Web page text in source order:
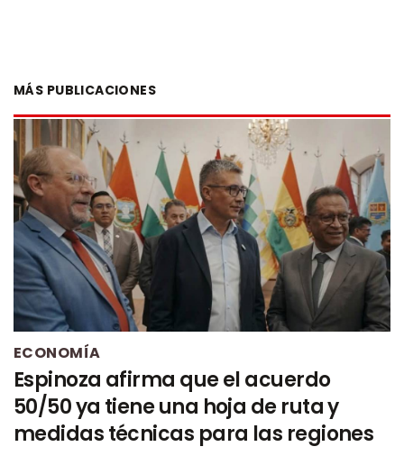
MÁS PUBLICACIONES
ECONOMÍA
Espinoza afirma que el acuerdo
50/50 ya tiene una hoja de ruta y
medidas técnicas para las regiones